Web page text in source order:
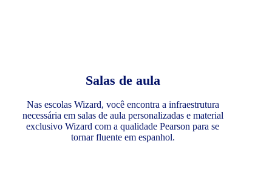
Salas de aula
Nas escolas Wizard, você encontra a infraestrutura
necessária em salas de aula personalizadas e material
exclusivo Wizard com a qualidade Pearson para se
tornar fluente em espanhol.